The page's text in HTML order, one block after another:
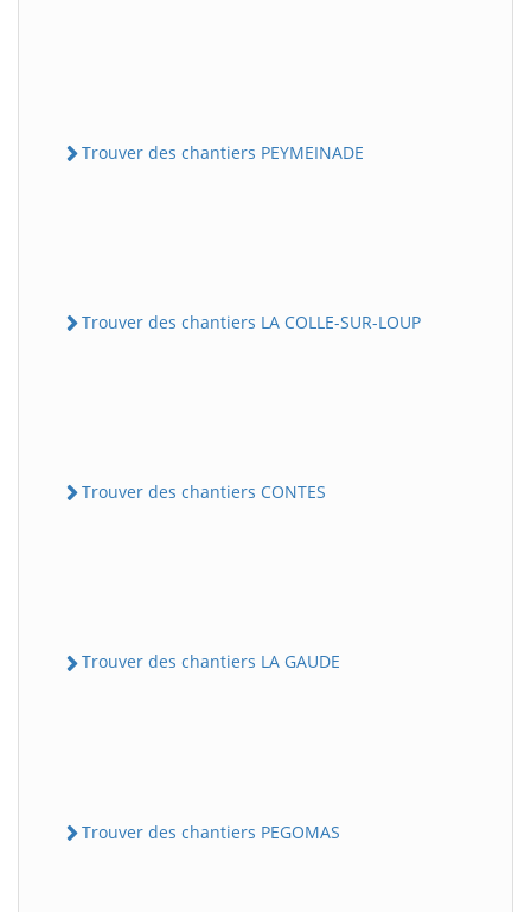
Trouver des chantiers PEYMEINADE
Trouver des chantiers LA COLLE-SUR-LOUP
Trouver des chantiers CONTES
Trouver des chantiers LA GAUDE
Trouver des chantiers PEGOMAS